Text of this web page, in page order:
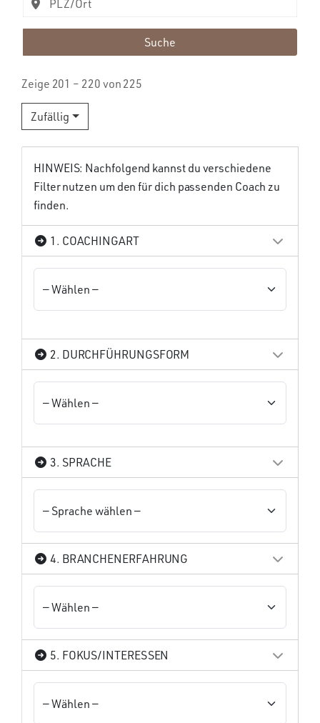
Suche
Zeige 201 – 220 von 225
Zufällig
HINWEIS: Nachfolgend kannst du verschiedene
Filter nutzen um den für dich passenden Coach zu
finden.
1. COACHINGART
2. DURCHFÜHRUNGSFORM
3. SPRACHE
4. BRANCHENERFAHRUNG
5. FOKUS/INTERESSEN